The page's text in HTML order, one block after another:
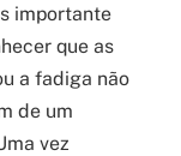
importante
que as
a fadiga não
de um
vez